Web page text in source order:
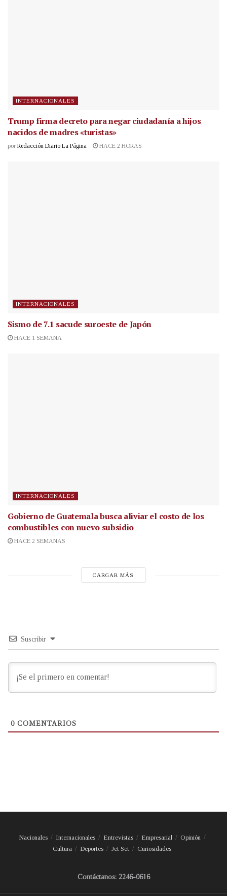
INTERNACIONALES
Trump firma decreto para negar ciudadanía a hijos
nacidos de madres «turistas»
por Redacción Diario La Página HACE 2 HORAS
INTERNACIONALES
Sismo de 7.1 sacude suroeste de Japón
HACE 1 SEMANA
INTERNACIONALES
Gobierno de Guatemala busca aliviar el costo de los
combustibles con nuevo subsidio
HACE 2 SEMANAS
CARGAR MÁS
Suscribir
0 COMENTARIOS
Nacionales Internacionales Entrevistas Empresarial
Opinión
Cultura
Deportes Jet Set Curiosidades
Contáctanos: 2246-0616